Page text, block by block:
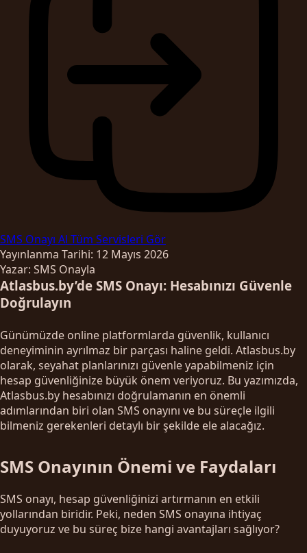
SMS Onayı Al Tüm Servisleri Gör
Yayınlanma Tarihi: 12 Mayıs 2026
Yazar: SMS Onayla
Atlasbus.by’de SMS Onayı: Hesabınızı Güvenle
Doğrulayın
Günümüzde online platformlarda güvenlik, kullanıcı
deneyiminin ayrılmaz bir parçası haline geldi. Atlasbus.by
olarak, seyahat planlarınızı güvenle yapabilmeniz için
hesap güvenliğinize büyük önem veriyoruz. Bu yazımızda,
Atlasbus.by hesabınızı doğrulamanın en önemli
adımlarından biri olan SMS onayını ve bu süreçle ilgili
bilmeniz gerekenleri detaylı bir şekilde ele alacağız.
SMS Onayının Önemi ve Faydaları
SMS onayı, hesap güvenliğinizi artırmanın en etkili
yollarından biridir. Peki, neden SMS onayına ihtiyaç
duyuyoruz ve bu süreç bize hangi avantajları sağlıyor?